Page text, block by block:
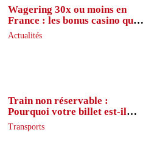
Wagering 30x ou moins en
France : les bonus casino que
peu de joueurs connaissent
vraiment
Actualités
Train non réservable :
Pourquoi votre billet est-il
inaccessible ?
Transports